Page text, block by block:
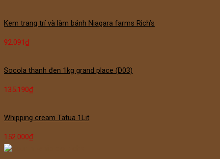
Kem trang trí và làm bánh Niagara farms Rich’s
92.091 ₫
Socola thanh đen 1kg grand place (D03)
135.190₫
Whipping cream Tatua 1Lit
152.000₫